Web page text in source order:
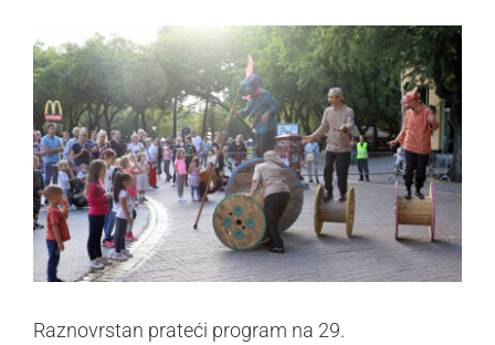
Larger
Image
Raznovrstan prateći program na 29.